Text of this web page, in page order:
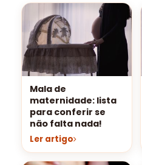
Mala de
maternidade: lista
para conferir se
não falta nada!
Ler artigo